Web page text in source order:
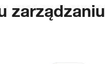
zarządzaniu